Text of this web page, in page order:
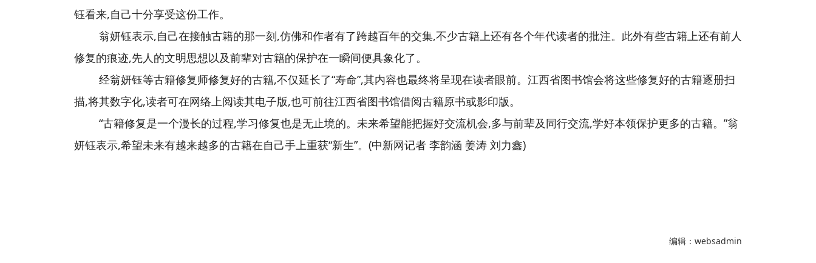
钰看来,自己十分享受这份工作。
翁妍钰表示,自己在接触古籍的那一刻,仿佛和作者有了跨越百年的交集,不少古籍上还有各个年代读者的批注。此外有些古籍上还有前人
修复的痕迹,先人的文明思想以及前辈对古籍的保护在一瞬间便具象化了。
经翁妍钰等古籍修复师修复好的古籍,不仅延长了“寿命”,其内容也最终将呈现在读者眼前。江西省图书馆会将这些修复好的古籍逐册扫
描,将其数字化,读者可在网络上阅读其电子版,也可前往江西省图书馆借阅古籍原书或影印版。
“古籍修复是一个漫长的过程,学习修复也是无止境的。未来希望能把握好交流机会,多与前辈及同行交流,学好本领保护更多的古籍。”翁
妍钰表示,希望未来有越来越多的古籍在自己手上重获“新生”。(中新网记者 李韵涵 姜涛 刘力鑫)
编辑：websadmin